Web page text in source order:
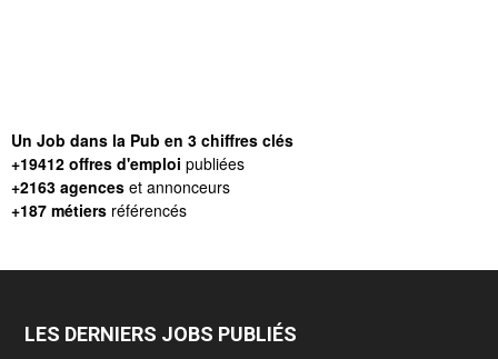
Un Job dans la Pub en 3 chiffres clés
+19412 offres d'emploi publiées
+2163 agences et annonceurs
+187 métiers référencés
LES DERNIERS JOBS PUBLIÉS